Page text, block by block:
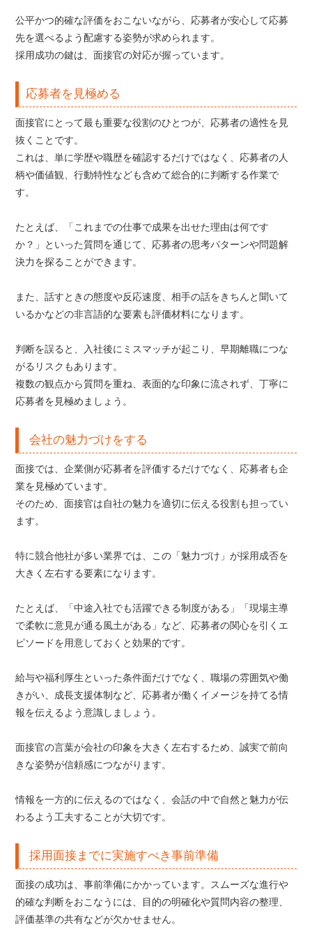
公平かつ的確な評価をおこないながら、応募者が安心して応募
先を選べるよう配慮する姿勢が求められます。
採用成功の鍵は、面接官の対応が握っています。
応募者を見極める
面接官にとって最も重要な役割のひとつが、応募者の適性を見
抜くことです。
これは、単に学歴や職歴を確認するだけではなく、応募者の人
柄や価値観、行動特性なども含めて総合的に判断する作業で
す。
たとえば、「これまでの仕事で成果を出せた理由は何です
か？」といった質問を通じて、応募者の思考パターンや問題解
決力を探ることができます。
また、話すときの態度や反応速度、相手の話をきちんと聞いて
いるかなどの非言語的な要素も評価材料になります。
判断を誤ると、入社後にミスマッチが起こり、早期離職につな
がるリスクもあります。
複数の観点から質問を重ね、表面的な印象に流されず、丁寧に
応募者を見極めましょう。
会社の魅力づけをする
面接では、企業側が応募者を評価するだけでなく、応募者も企
業を見極めています。
そのため、面接官は自社の魅力を適切に伝える役割も担ってい
ます。
特に競合他社が多い業界では、この「魅力づけ」が採用成否を
大きく左右する要素になります。
たとえば、「中途入社でも活躍できる制度がある」「現場主導
で柔軟に意見が通る風土がある」など、応募者の関心を引くエ
ピソードを用意しておくと効果的です。
給与や福利厚生といった条件面だけでなく、職場の雰囲気や働
きがい、成長支援体制など、応募者が働くイメージを持てる情
報を伝えるよう意識しましょう。
面接官の言葉が会社の印象を大きく左右するため、誠実で前向
きな姿勢が信頼感につながります。
情報を一方的に伝えるのではなく、会話の中で自然と魅力が伝
わるよう工夫することが大切です。
採用面接までに実施すべき事前準備
面接の成功は、事前準備にかかっています。スムーズな進行や
的確な判断をおこなうには、目的の明確化や質問内容の整理、
評価基準の共有などが欠かせません。